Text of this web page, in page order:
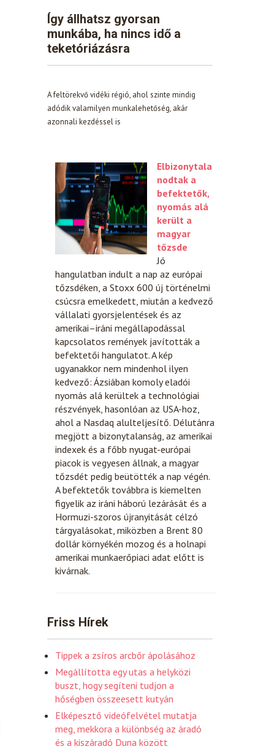
Így állhatsz gyorsan
munkába, ha nincs idő a
teketóriázásra
A feltörekvő vidéki régió, ahol szinte mindig
adódik valamilyen munkalehetőség, akár
azonnali kezdéssel is
Elbizonytala
nodtak a
befektetők,
nyomás alá
került a
magyar
tőzsde
Jó
hangulatban indult a nap az európai
tőzsdéken, a Stoxx 600 új történelmi
csúcsra emelkedett, miután a kedvező
vállalati gyorsjelentések és az
amerikai–iráni megállapodással
kapcsolatos remények javították a
befektetői hangulatot. A kép
ugyanakkor nem mindenhol ilyen
kedvező: Ázsiában komoly eladói
nyomás alá kerültek a technológiai
részvények, hasonlóan az USA-hoz,
ahol a Nasdaq alulteljesítő. Délutánra
megjött a bizonytalanság, az amerikai
indexek és a főbb nyugat-európai
piacok is vegyesen állnak, a magyar
tőzsdét pedig beütötték a nap végén.
A befektetők továbbra is kiemelten
figyelik az iráni háború lezárását és a
Hormuzi-szoros újranyitását célzó
tárgyalásokat, miközben a Brent 80
dollár környékén mozog és a holnapi
amerikai munkaerőpiaci adat előtt is
kivárnak.
Friss Hírek
Tippek a zsíros arcbőr ápolásához
Megállította egy utas a helyközi
buszt, hogy segíteni tudjon a
hőségben összeesett kutyán
Elképesztő videófelvétel mutatja
meg, mekkora a különbség az áradó
és a kiszáradó Duna között